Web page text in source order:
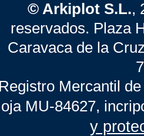
© Arkiplot S.L.,
reservados. Plaza
Caravaca de la
Registro Mercantil
MU-84627,
y